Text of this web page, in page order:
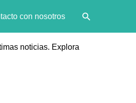
con nosotros
noticias. Explora